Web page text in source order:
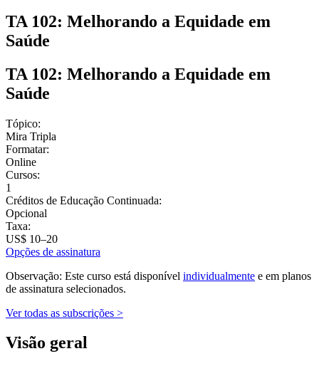
TA 102: Melhorando a Equidade em
Saúde
TA 102: Melhorando a Equidade em
Saúde
Tópico:
Mira Tripla
Formatar:
Online
Cursos:
1
Créditos de Educação Continuada:
Opcional
Taxa:
US$ 10–20
Opções de assinatura
Observação: Este curso está disponível individualmente e em planos
de assinatura selecionados.
Ver todas as subscrições >
Visão geral